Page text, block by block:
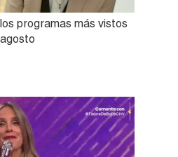
programas más vistos